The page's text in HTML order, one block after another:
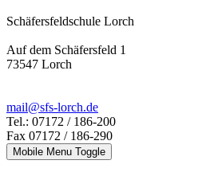
Schäfersfeldschule Lorch
Auf dem Schäfersfeld 1
73547 Lorch
mail@sfs-lorch.de
Tel.: 07172 / 186-200
Fax 07172 / 186-290
Mobile Menu Toggle